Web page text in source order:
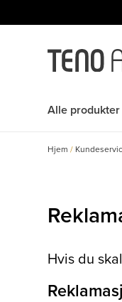
rett
Alle produkter
Hjem /
Hvis du